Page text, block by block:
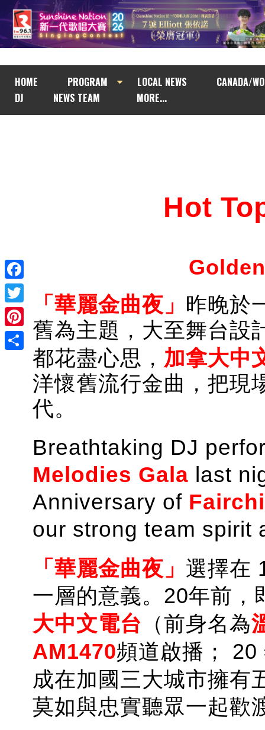
HOME PROGRAM LOCAL NEWS
CANADA/
DJ
NEWS TEAM MORE...
Facebook
Twitter
Pinterest
Hot
「 華麗金曲夜 」 昨晚於
舊為主題，大至舞台設
都花盡心思， 加拿大中
洋懷舊流行金曲，把現
代。
Breathtaking DJ
Melodies Gala last
Anniversary of
our strong team spirit
「 華麗金曲夜 」 選擇在
一層的意義。20年前
大中文電台 （前身名為
AM1470頻道啟播 ；
成在加國三大城市擁有
莫如與忠實聽眾一起歡